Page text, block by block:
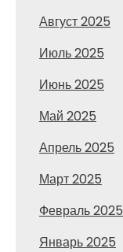
Август 2025
Июль 2025
Июнь 2025
Май 2025
Апрель 2025
Март 2025
Февраль 2025
Январь 2025